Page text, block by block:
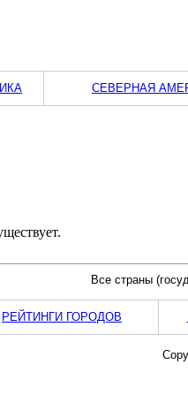
СЕВЕРНАЯ
Все страны
РЕЙТИНГИ ГОРОДОВ